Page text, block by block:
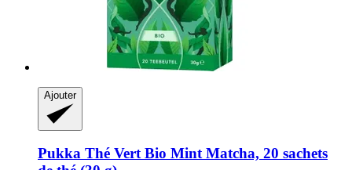
Ajouter
Pukka Thé Vert Bio Mint Matcha, 20 sachets